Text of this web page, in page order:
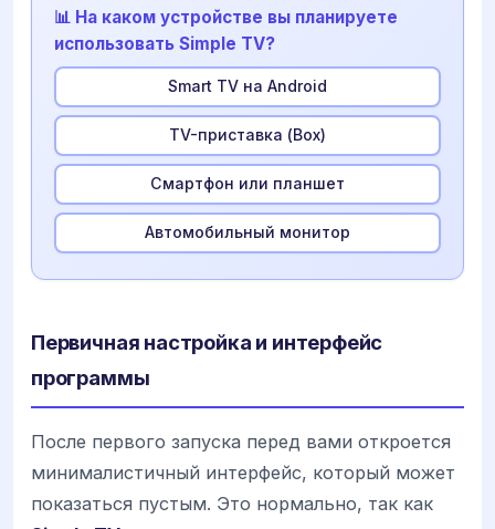
📊 На каком устройстве вы планируете
использовать Simple TV?
Smart TV на Android
TV-приставка (Box)
Смартфон или планшет
Автомобильный монитор
Первичная настройка и интерфейс
программы
После первого запуска перед вами откроется
минималистичный интерфейс, который может
показаться пустым. Это нормально, так как